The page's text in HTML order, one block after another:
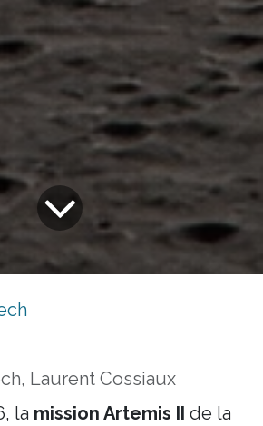
Laurent Cossiaux
la mission Artemis II
de la